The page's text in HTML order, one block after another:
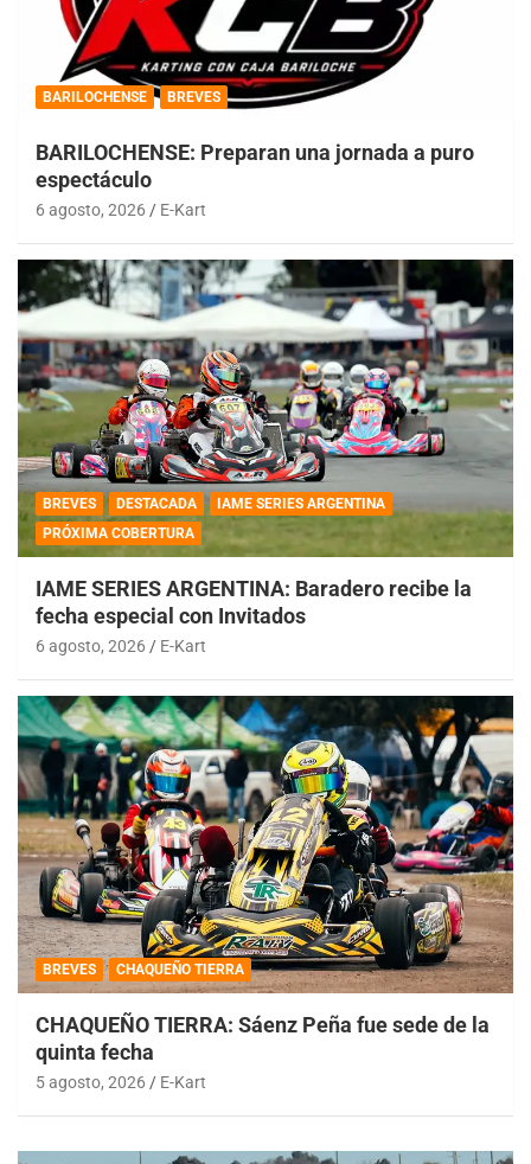
BARILOCHENSE BREVES
BARILOCHENSE: Preparan una jornada a puro
espectáculo
6 agosto, 2026 E-Kart
BREVES DESTACADA
IAME SERIES ARGENTINA
PRÓXIMA COBERTURA
IAME SERIES ARGENTINA: Baradero recibe la
fecha especial con Invitados
6 agosto, 2026 E-Kart
BREVES CHAQUEÑO TIERRA
CHAQUEÑO TIERRA: Sáenz Peña fue sede de la
quinta fecha
5 agosto, 2026 E-Kart